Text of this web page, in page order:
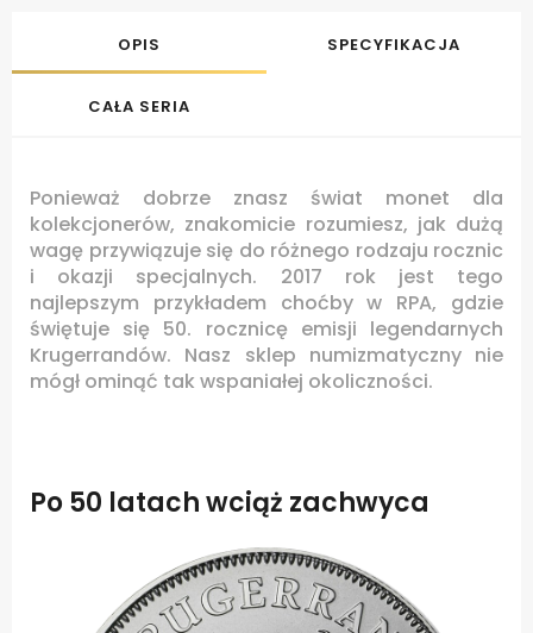
OPIS SPECYFIKACJA
CAŁA SERIA
Ponieważ dobrze znasz świat monet dla
kolekcjonerów, znakomicie rozumiesz, jak dużą
wagę przywiązuje się do różnego rodzaju rocznic
i okazji specjalnych. 2017 rok jest tego
najlepszym przykładem choćby w RPA, gdzie
świętuje się 50. rocznicę emisji legendarnych
Krugerrandów. Nasz sklep numizmatyczny nie
mógł ominąć tak wspaniałej okoliczności.
Po 50 latach wciąż zachwyca